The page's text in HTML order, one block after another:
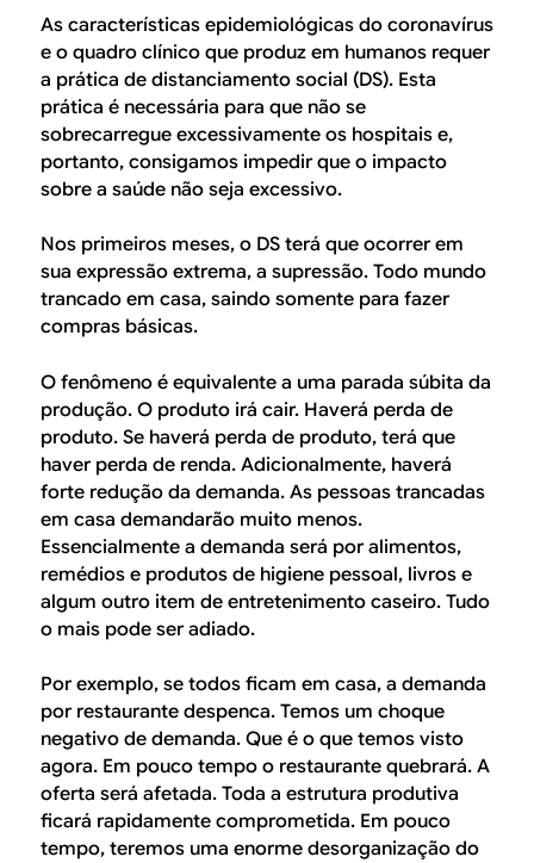
As características epidemiológicas do coronavírus
e o quadro clínico que produz em humanos requer
a prática de distanciamento social (DS). Esta
prática é necessária para que não se
sobrecarregue excessivamente os hospitais e,
portanto, consigamos impedir que o impacto
sobre a saúde não seja excessivo.
Nos primeiros meses, o DS terá que ocorrer em
sua expressão extrema, a supressão. Todo mundo
trancado em casa, saindo somente para fazer
compras básicas.
O fenômeno é equivalente a uma parada súbita da
produção. O produto irá cair. Haverá perda de
produto. Se haverá perda de produto, terá que
haver perda de renda. Adicionalmente, haverá
forte redução da demanda. As pessoas trancadas
em casa demandarão muito menos.
Essencialmente a demanda será por alimentos,
remédios e produtos de higiene pessoal, livros e
algum outro item de entretenimento caseiro. Tudo
o mais pode ser adiado.
Por exemplo, se todos ficam em casa, a demanda
por restaurante despenca. Temos um choque
negativo de demanda. Que é o que temos visto
agora. Em pouco tempo o restaurante quebrará. A
oferta será afetada. Toda a estrutura produtiva
ficará rapidamente comprometida. Em pouco
tempo, teremos uma enorme desorganização do